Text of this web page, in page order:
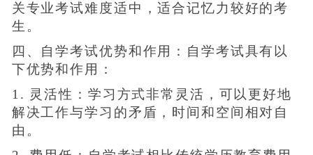
关专业考试难度适中，适合记忆力较好的考
生。
四、自学考试优势和作用：自学考试具有以
下优势和作用：
1. 灵活性：学习方式非常灵活，可以更好地
解决工作与学习的矛盾，时间和空间相对自
由。